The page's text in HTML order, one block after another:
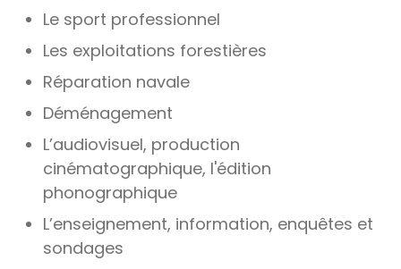
Le sport professionnel
Les exploitations forestières
Réparation navale
Déménagement
L’audiovisuel, production
cinématographique, l'édition
phonographique
L’enseignement, information, enquêtes et
sondages